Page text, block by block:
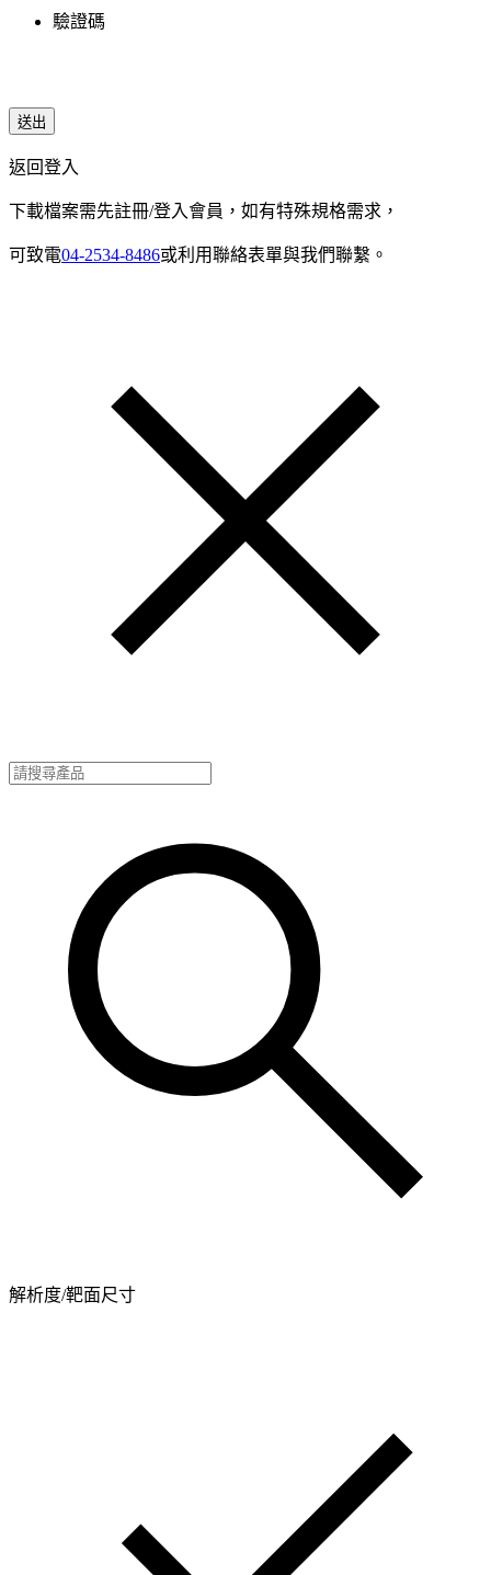
驗證碼
送出
返回登入
下載檔案需先註冊/登入會員，如有特殊規格需求，
可致電04-2534-8486或利用聯絡表單與我們聯繫。
解析度/靶面尺寸